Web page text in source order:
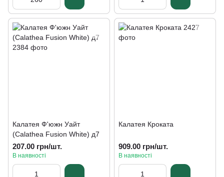
Калатея Ф'южн Уайт
(Calathea Fusion White) д7
207.00 грн/шт.
В наявності
Калатея Кроката
909.00 грн/шт.
В наявності